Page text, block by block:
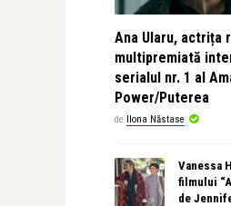
Ana Ularu, actrița
multipremiată
serialul nr. 1 al
Power/Puterea
de Ilona Năstase
Vanessa
filmului
de